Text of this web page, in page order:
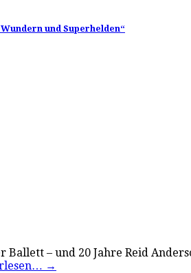
und Superhelden“
– und 20 Jahre Reid
→